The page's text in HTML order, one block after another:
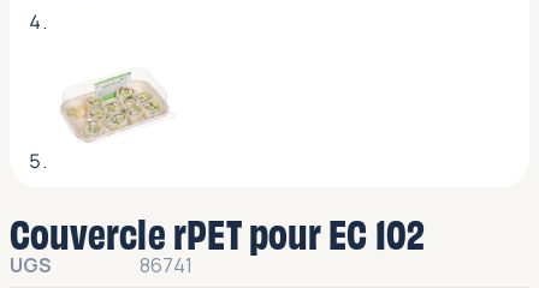
Couvercle rPET pour EC 102
UGS
86741